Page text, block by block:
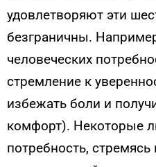
удовлетворяют эти
безграничны.
человеческих
стремление к
избежать боли и
комфорт). Некоторые
потребность,